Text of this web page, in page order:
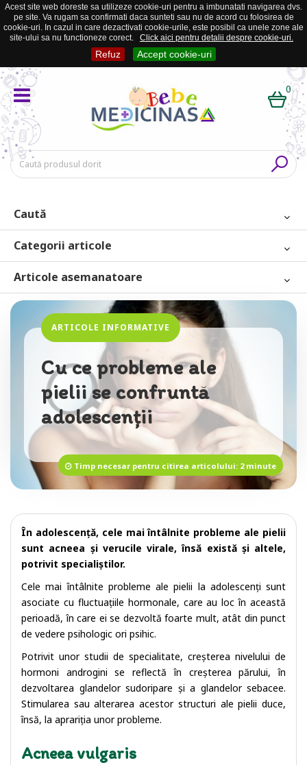
Acest site web doreste sa utilizeze cookie-uri pentru a imbunatati navigarea dvs.
pe site. Va rugam sa confirmati daca sunteti sau nu de acord cu folosirea de
cookie-uri. In cazul in care dezactivati cookie-urile, este posibil ca unele zone ale
site-ului sa nu functioneze corect.
Click aici pentru detalii despre cookie-uri.
Refuz Accept cookie-uri
0
Caută
Categorii articole
Articole asemanatoare
Timp necesar pentru citirea articolului: 2 minute
ARTICOLE INFORMATIVE
Cu ce probleme ale
pielii se confruntă
adolescenții
În adolescență, cele mai întâlnite probleme ale pielii
sunt acneea și verucile virale, însă există și altele,
potrivit specialiștilor.
Cele mai întâlnite probleme ale pielii la adolescenți sunt
asociate cu fluctuațiile hormonale, care au loc în această
perioadă, în care ei se dezvoltă foarte mult, atât din punct
de vedere psihologic ori psihic.
Potrivit unor studii de specialitate, creșterea nivelului de
hormoni androgini se reflectă în creșterea părului, în
dezvoltarea glandelor sudoripare și a glandelor sebacee.
Stimularea sau alterarea acestor structuri ale pielii duce,
însă, la aprariția unor probleme.
Acneea vulgaris